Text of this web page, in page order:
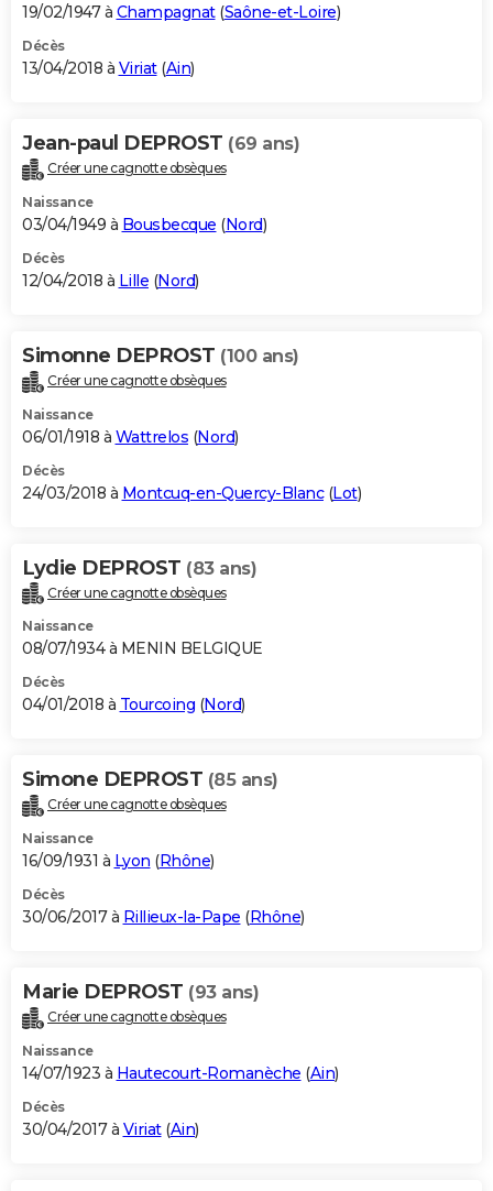
19/02/1947 à Champagnat(Saône-et-Loire)
Décès
13/04/2018 à Viriat(Ain)
Jean-paul DEPROST (69 ans)
Créer une cagnotte obsèques
Naissance
03/04/1949 à Bousbecque (Nord)
Décès
12/04/2018 à Lille (Nord)
Simonne DEPROST (100 ans)
Créer une cagnotte obsèques
Naissance
06/01/1918 à Wattrelos (Nord)
Décès
24/03/2018 à Montcuq-en-Quercy-Blanc(Lot)
Lydie DEPROST (83 ans)
Créer une cagnotte obsèques
Naissance
08/07/1934 à MENIN BELGIQUE
Décès
04/01/2018 à Tourcoing (Nord)
Simone DEPROST (85 ans)
Créer une cagnotte obsèques
Naissance
16/09/1931 à Lyon (Rhône)
Décès
30/06/2017 à Rillieux-la-Pape (Rhône)
Marie DEPROST (93 ans)
Créer une cagnotte obsèques
Naissance
14/07/1923 à Hautecourt-Romanèche (Ain)
Décès
30/04/2017 à Viriat(Ain)